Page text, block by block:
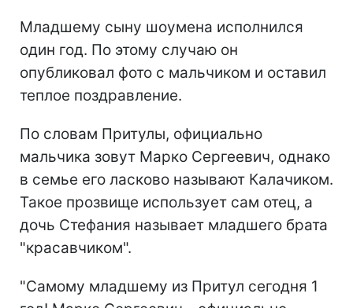
Младшему сыну шоумена исполнился
один год. По этому случаю он
опубликовал фото с мальчиком и оставил
теплое поздравление.
По словам Притулы, официально
мальчика зовут Марко Сергеевич, однако
в семье его ласково называют Калачиком.
Такое прозвище использует сам отец, а
дочь Стефания называет младшего брата
"красавчиком".
"Самому младшему из Притул сегодня 1